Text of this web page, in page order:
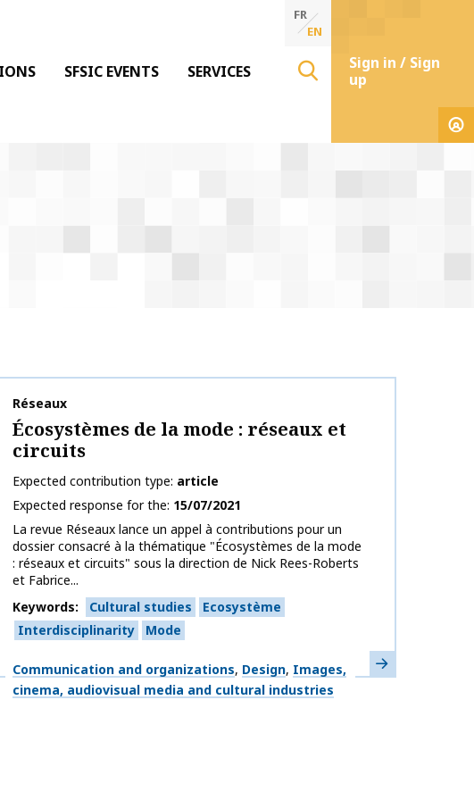
SFSIC EVENTS SERVICES
FR
EN
Sign in / Sign
up
Publication name
Réseaux
Écosystèmes de la mode : réseaux et
circuits
Expected contribution type article
Expected response for the 15/07/2021
La revue Réseaux lance un appel à contributions pour un
dossier consacré à la thématique "Écosystèmes de la mode
: réseaux et circuits" sous la direction de Nick Rees-Roberts
et Fabrice...
Keywords
Cultural studies
Ecosystème
Interdisciplinarity
Mode
Themes
Communication and organizations Design Images,
cinema, audiovisual media and cultural industries
Learn more